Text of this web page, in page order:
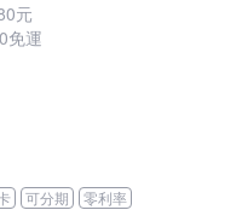
元
免運
可分期 零利率